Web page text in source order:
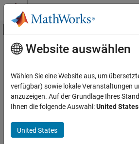
Weiter zum Inhalt
Umschaltung für Off-
Startseite der Dokumentation
Simscape
Foundation Block Libraries
Electromagnetic Models
Magnetic Sources
Hauptinhalt
Controlled Flux Source
Ideal flux source driven by input signal
Library
Magnetic Sources
Website auswählen
Wählen Sie eine Website aus, um
verfügbar) sowie lokale Veranstaltungen
anzuzeigen. Auf der Grundlage Ihres
Ihnen die folgende Auswahl:United States
United States